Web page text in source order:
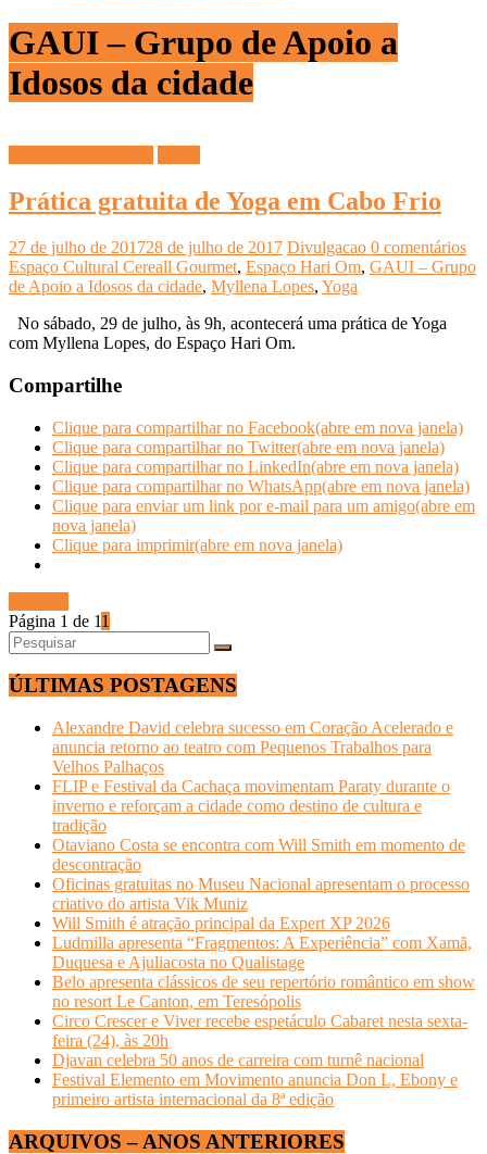
GAUI – Grupo de Apoio a
Idosos da cidade
Prática gratuita de Yoga em Cabo Frio
27 de julho de 201728 de julho de 2017 Divulgacao 0 comentários
Espaço Cultural Cereall Gourmet, Espaço Hari Om, GAUI – Grupo
de Apoio a Idosos da cidade, Myllena Lopes, Yoga
No sábado, 29 de julho, às 9h, acontecerá uma prática de Yoga
com Myllena Lopes, do Espaço Hari Om.
Compartilhe
Clique para compartilhar no Facebook(abre em nova janela)
Clique para compartilhar no Twitter(abre em nova janela)
Clique para compartilhar no LinkedIn(abre em nova janela)
Clique para compartilhar no WhatsApp(abre em nova janela)
Clique para enviar um link por e-mail para um amigo(abre em
nova janela)
Clique para imprimir(abre em nova janela)
Página 1 de 11
ÚLTIMAS POSTAGENS
Alexandre David celebra sucesso em Coração Acelerado e
anuncia retorno ao teatro com Pequenos Trabalhos para
Velhos Palhaços
FLIP e Festival da Cachaça movimentam Paraty durante o
inverno e reforçam a cidade como destino de cultura e
tradição
Otaviano Costa se encontra com Will Smith em momento de
descontração
Oficinas gratuitas no Museu Nacional apresentam o processo
criativo do artista Vik Muniz
Will Smith é atração principal da Expert XP 2026
Ludmilla apresenta “Fragmentos: A Experiência” com Xamã,
Duquesa e Ajuliacosta no Qualistage
Belo apresenta clássicos de seu repertório romântico em show
no resort Le Canton, em Teresópolis
Circo Crescer e Viver recebe espetáculo Cabaret nesta sexta-
feira (24), às 20h
Djavan celebra 50 anos de carreira com turnê nacional
Festival Elemento em Movimento anuncia Don L, Ebony e
primeiro artista internacional da 8ª edição
ARQUIVOS – ANOS ANTERIORES